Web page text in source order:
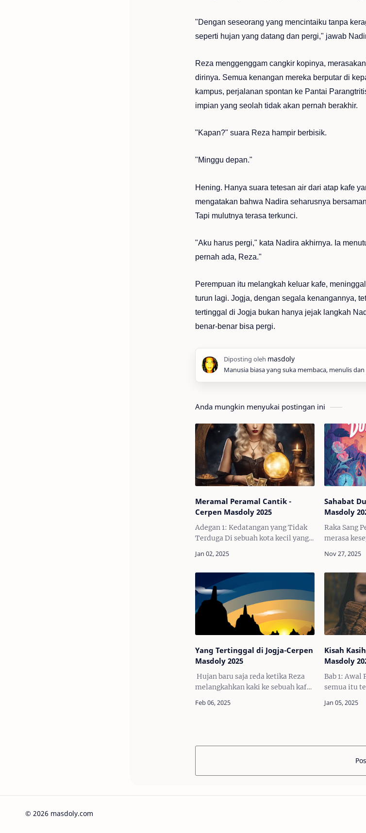
"Dengan seseorang yang mencintaiku tanpa
seperti hujan yang datang dan pergi," jawab
Reza menggenggam cangkir kopinya,
dirinya. Semua kenangan mereka berputar di
kampus, perjalanan spontan ke Pantai
impian yang seolah tidak akan pernah berakhir.
"Kapan?" suara Reza hampir berbisik.
"Minggu depan."
Hening. Hanya suara tetesan air dari atap kafe
mengatakan bahwa Nadira seharusnya
Tapi mulutnya terasa terkunci.
"Aku harus pergi," kata Nadira akhirnya. Ia
pernah ada, Reza."
Perempuan itu melangkah keluar kafe,
turun lagi. Jogja, dengan segala kenangannya,
tertinggal di Jogja bukan hanya jejak langkah
benar-benar bisa pergi.
Manusia biasa yang suka membaca, menulis
Anda mungkin menyukai postingan ini
Meramal Peramal Cantik -
Cerpen Masdoly 2025
Adegan 1: Kedatangan yang Tidak
Terduga Di sebuah kota kecil yang
hiduplah seorang pemuda bernama
berusia 28 tahun, beker…
Sahabat
Masdoly
Raka Sang
merasa
gedung
mengisi
Yang Tertinggal di Jogja-Cerpen
Masdoly 2025
Hujan baru saja reda ketika Reza
melangkahkan kaki ke sebuah kafe
Aroma tanah basah bercampur
Kisah
Masdoly
Bab 1: Awal
semua itu
dengan
© 2026 masdoly.com